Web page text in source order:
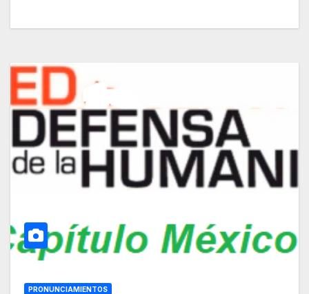
PRONUNCIAMIENTOS